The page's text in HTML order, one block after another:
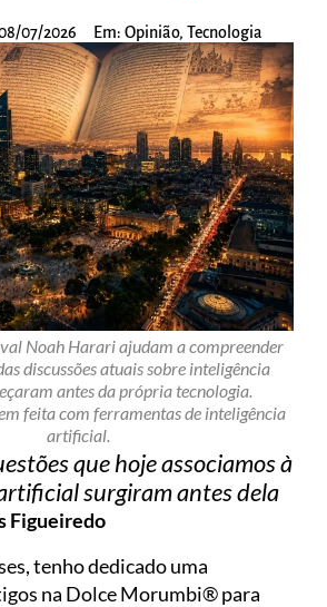
07/2026 Em: Opinião, Tecnologia
Noah Harari ajudam a compreender
discussões atuais sobre inteligência
antes da própria tecnologia.
feita com ferramentas de inteligência
artificial.
que hoje associamos à
surgiram antes dela
Figueiredo
tenho dedicado uma
na Dolce Morumbi® para